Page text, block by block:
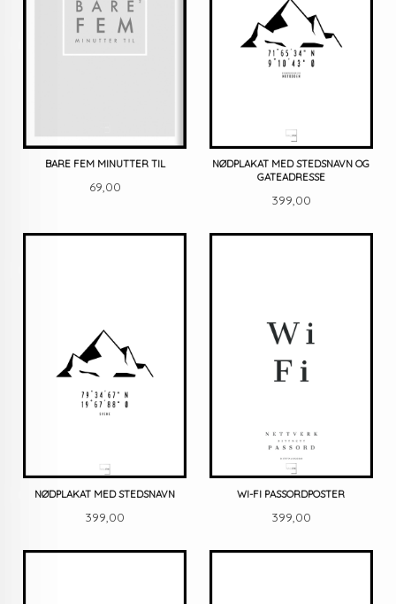
BARE FEM MINUTTER TIL
Pris
69,00
NØDPLAKAT MED STEDSNAVN OG
GATEADRESSE
Pris
399,00
NØDPLAKAT MED STEDSNAVN
Pris
399,00
WI-FI PASSORDPOSTER
Pris
399,00